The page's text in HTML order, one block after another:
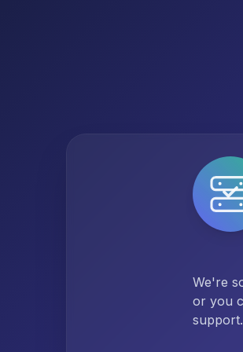
We're
or you
support.